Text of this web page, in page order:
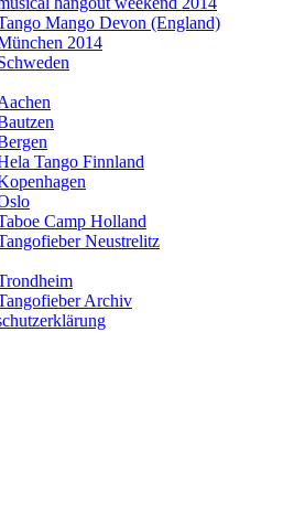
Mango Devon (England)
2014
Tango Finnland
Camp Holland
Neustrelitz
Archiv